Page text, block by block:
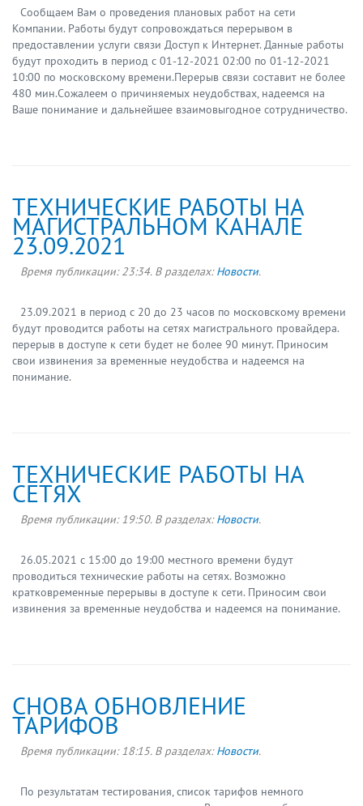
Сообщаем Вам о проведения плановых работ на сети
Компании. Работы будут сопровождаться перерывом в
предоставлении услуги связи Доступ к Интернет. Данные работы
будут проходить в период с 01-12-2021 02:00 по 01-12-2021
10:00 по московскому времени.Перерыв связи составит не более
480 мин.Сожалеем о причиняемых неудобствах, надеемся на
Ваше понимание и дальнейшее взаимовыгодное сотрудничество.
ТЕХНИЧЕСКИЕ РАБОТЫ НА
МАГИСТРАЛЬНОМ КАНАЛЕ
23.09.2021
Время публикации:23:34. В разделах:Новости.
23.09.2021 в период с 20 до 23 часов по московскому времени
будут проводится работы на сетях магистрального провайдера.
перерыв в доступе к сети будет не более 90 минут. Приносим
свои извинения за временные неудобства и надеемся на
понимание.
ТЕХНИЧЕСКИЕ РАБОТЫ НА
СЕТЯХ
Время публикации:19:50. В разделах:Новости.
26.05.2021 с 15:00 до 19:00 местного времени будут
проводиться технические работы на сетях. Возможно
кратковременные перерывы в доступе к сети. Приносим свои
извинения за временные неудобства и надеемся на понимание.
СНОВА ОБНОВЛЕНИЕ
ТАРИФОВ
Время публикации:18:15. В разделах:Новости.
По результатам тестирования, список тарифов немного